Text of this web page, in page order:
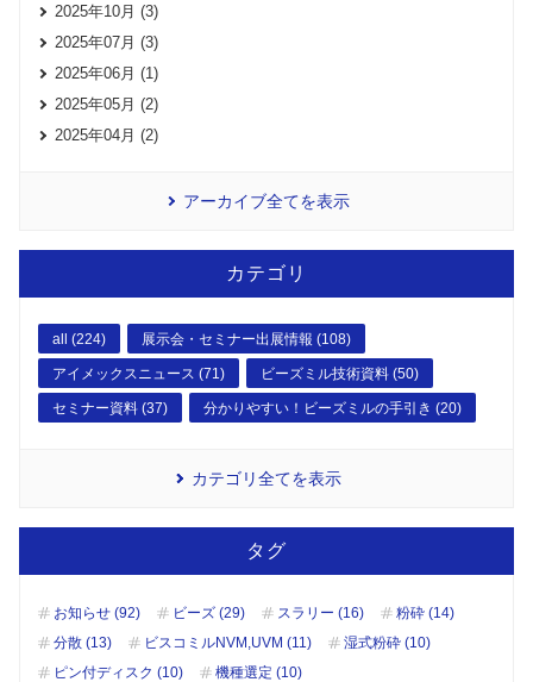
2025年10月 (3)
2025年07月 (3)
2025年06月 (1)
2025年05月 (2)
2025年04月 (2)
アーカイブ全てを表示
カテゴリ
all (224) 展示会・セミナー出展情報 (108)
アイメックスニュース (71) ビーズミル技術資料 (50)
セミナー資料 (37) 分かりやすい！ビーズミルの手引き (20)
カテゴリ全てを表示
タグ
お知らせ (92) ビーズ (29) スラリー (16)
粉砕 (14)
分散 (13)
ビスコミルNVM,UVM (11)
湿式粉砕 (10)
ピン付ディスク (10)
機種選定 (10)